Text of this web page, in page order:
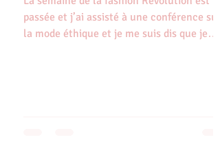
passée et j’ai assisté à une conférence sur
la mode éthique et je me suis dis que je